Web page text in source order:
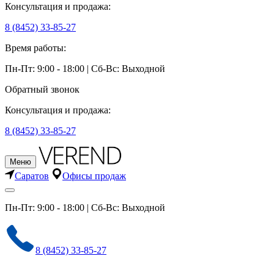
Консультация и продажа:
8 (8452) 33-85-27
Время работы:
Пн-Пт: 9:00 - 18:00 | Сб-Вс: Выходной
Обратный звонок
Консультация и продажа:
8 (8452) 33-85-27
Меню
Саратов Офисы продаж
Пн-Пт: 9:00 - 18:00 | Сб-Вс: Выходной
8 (8452) 33-85-27